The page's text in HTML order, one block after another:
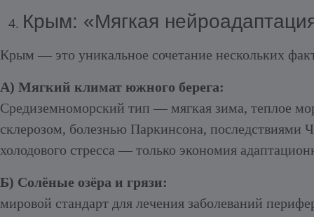
Крым: «Мягкая
Крым — это уникальное сочетание нескольких
А) Мягкий климат южного берега:
Средиземноморский тип — мягкая зима, теплое
склерозом, болезнью Паркинсона,
холодового стресса — только экономия
Б) Солёные озёра и грязи:
мировой стандарт для лечения заболеваний